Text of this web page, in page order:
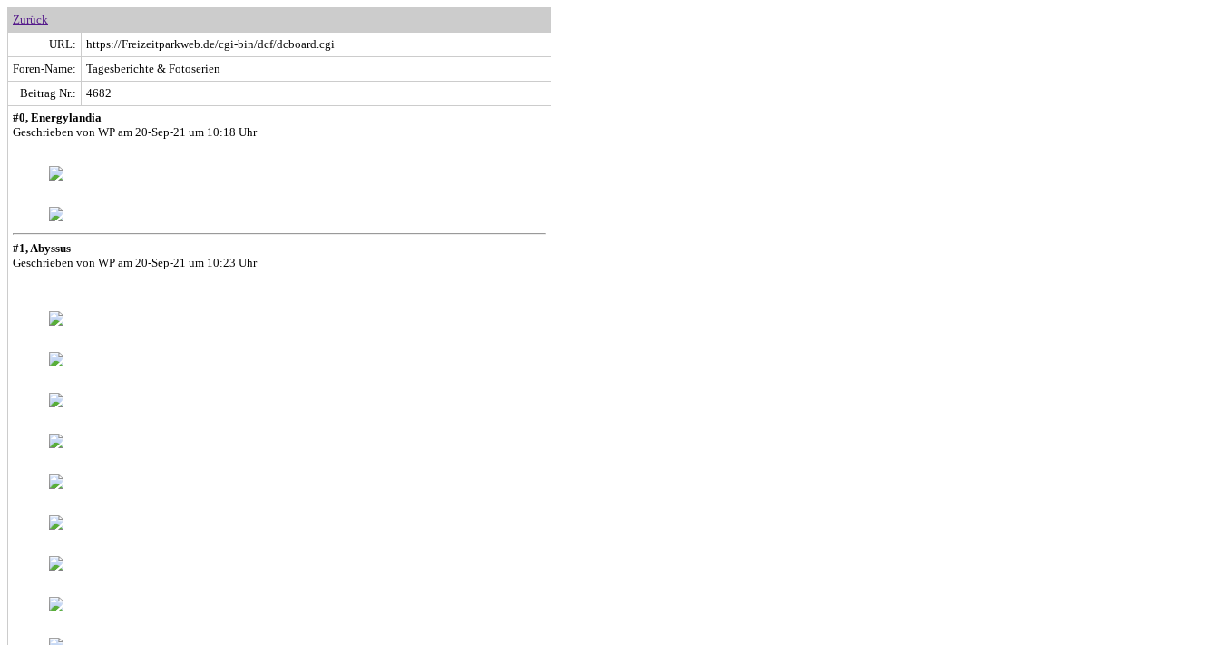
Zurück
URL:
https://Freizeitparkweb.de/cgi-bin/dcf/dcboard.cgi
Foren-Name:
Tagesberichte & Fotoserien
Beitrag Nr.:
4682
#0, Energylandia
Geschrieben von WP am 20-Sep-21 um 10:18 Uhr
#1, Abyssus
Geschrieben von WP am 20-Sep-21 um 10:23 Uhr